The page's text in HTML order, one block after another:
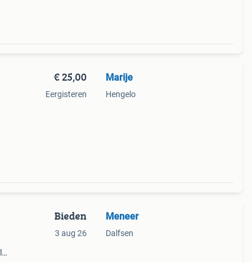
€ 25,00
Eergisteren
Marije
Hengelo
Bieden
3 aug 26
Meneer
Dalfsen